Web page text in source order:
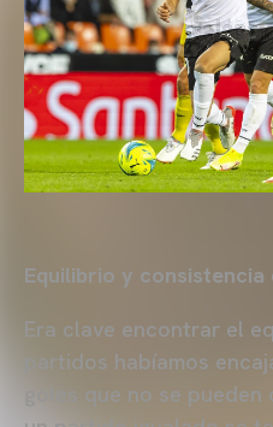
Equilibrio y consistencia
Era clave encontrar el
partidos habíamos
goles que no se